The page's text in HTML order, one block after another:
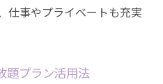
仕事やプライベートも充実
題プラン活用法